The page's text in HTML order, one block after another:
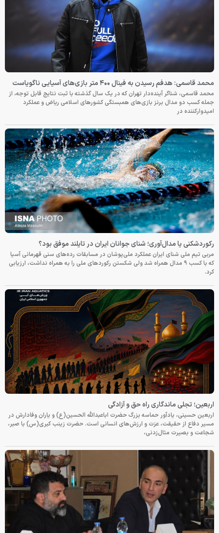
محمد قاسمی: هدفم رسیدن به فینال ۴۰۰ متر بازی‌های آسیایی ناگویاست
محمد قاسمی، شناگر آینده‌دار تهران که در یک سال گذشته با ثبت نتایج قابل توجه، از
جمله کسب دو مدال برنز بازی‌های همبستگی کشورهای اسلامی ریاض و عملکرد
امیدوارکننده در
رکوردشکنی یا مدال‌آوری؛ شنای جوانان ایران در تایلند موفق بود؟
مربی تیم ملی شنای ایران عملکرد ملی‌پوشان در مسابقات رده‌های سنی قهرمانی آسیا
که با کسب ۹ مدال همراه شد ولی شکستن رکوردهای ملی را به همراه نداشت، ارزیابی
کرد.
اربعین؛ تجلی ماندگاری راه حق و آزادگی
اربعین حسینی، یادآور حماسه بزرگ حضرت اباعبدالله الحسین(ع) و یاران وفادارش در
مسیر دفاع از حقیقت، عزت و ارزش‌های انسانی است. حضرت زینب کبری(س) با صبر،
شجاعت و بصیرت مثال‌زدنی،